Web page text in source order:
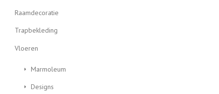
Raamdecoratie
Trapbekleding
Vloeren
Marmoleum
Designs